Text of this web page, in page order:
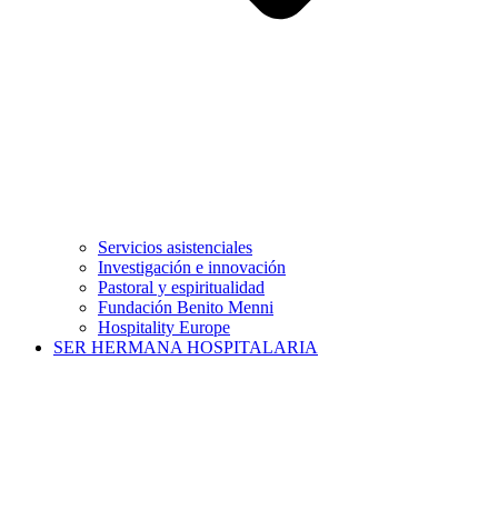
Servicios asistenciales
Investigación e innovación
Pastoral y espiritualidad
Fundación Benito Menni
Hospitality Europe
SER HERMANA HOSPITALARIA